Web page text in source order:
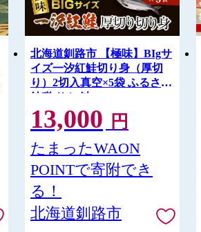
北海道釧路市 【極味】BIgサ
イズ一汐紅鮭切り身（厚切
り）2切入真空×5袋 ふるさと
納税 サケ 鮭 F4F-7957
13,000 円
たまったWAON
POINTで寄附でき
る！
北海道釧路市